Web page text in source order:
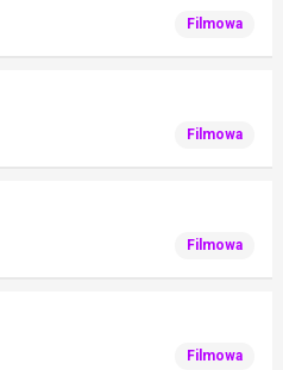
Filmowa
Filmowa
Filmowa
Filmowa